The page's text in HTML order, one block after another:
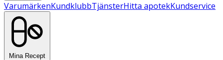
VarumärkenKundklubbTjänsterHitta apotekKundservice
Mina Recept